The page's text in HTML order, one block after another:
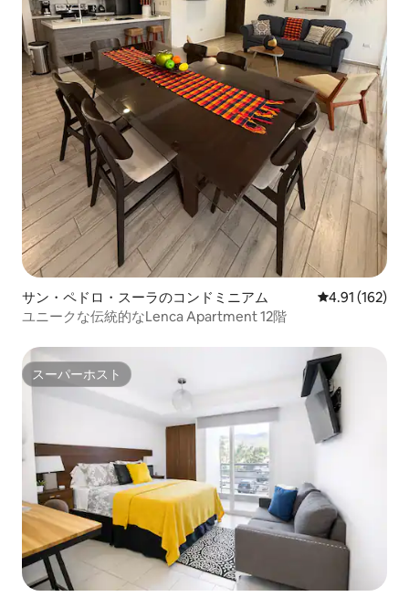
サン・ペドロ・スーラのコンドミニアム レビュー162
4.91 (162)
ユニークな伝統的なLenca Apartment 12階
スーパーホスト
スーパーホスト